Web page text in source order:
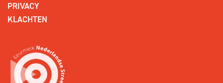
PRIVACY
KLACHTEN